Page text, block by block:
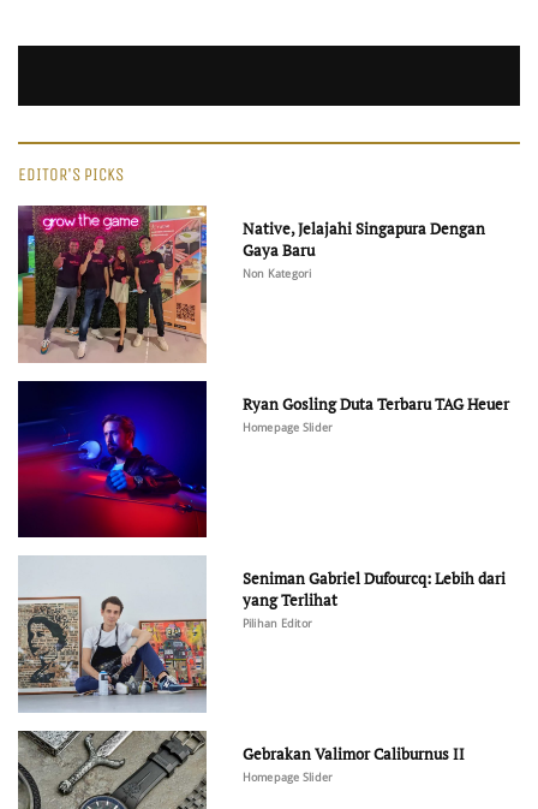
EDITOR'S PICKS
Native, Jelajahi Singapura Dengan
Gaya Baru
Non Kategori
Ryan Gosling Duta Terbaru TAG Heuer
Homepage Slider
Seniman Gabriel Dufourcq: Lebih dari
yang Terlihat
Pilihan Editor
Gebrakan Valimor Caliburnus II
Homepage Slider